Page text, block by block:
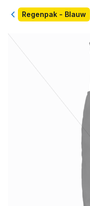
TerugRegenpak - Blauw